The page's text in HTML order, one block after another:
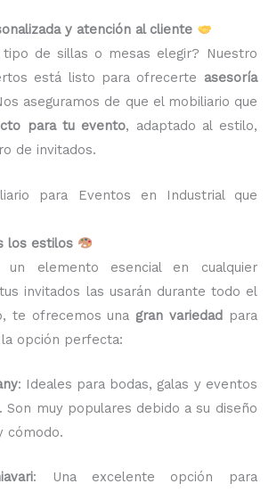
y atención al cliente
de sillas o mesas elegir? Nuestro
está listo para ofrecerte asesoría
aseguramos de que el mobiliario que
para tu evento, adaptado al estilo,
de invitados.
para Eventos en Industrial que
los estilos
elemento esencial en cualquier
invitados las usarán durante todo el
te ofrecemos una gran variedadpara
opción perfecta:
: Ideales para bodas, galas y eventos
Son muy populares debido a su diseño
cómodo.
: Una excelente opción para